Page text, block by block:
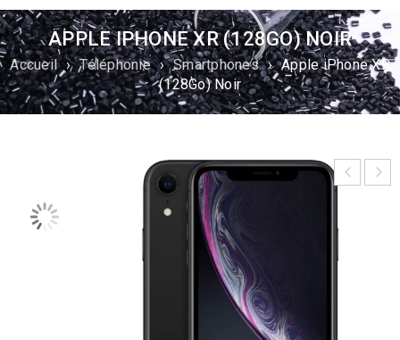
APPLE IPHONE XR (128GO) NOIR
Accueil › Téléphonie › Smartphones › Apple iPhone XR
(128Go) Noir